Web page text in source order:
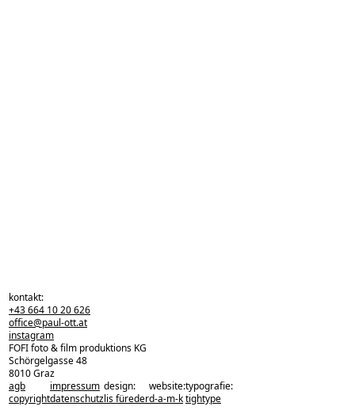
zurück zu den projekten
kontakt:
+43 664 10 20 626
office@paul-ott.at
instagram
FOFI foto & film produktions KG
Schörgelgasse 48
8010 Graz
agb
copyright
impressum
datenschutz
design:
lis füreder
website:
d-a-m-k
typografie:
tightype